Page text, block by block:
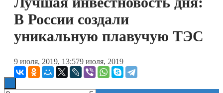
Технологии
ESG
Книги
В России создали
уникальную плавучую ТЭС
9 июля, 2019, 13:579 июля, 2019